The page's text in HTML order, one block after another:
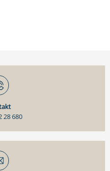
28 680